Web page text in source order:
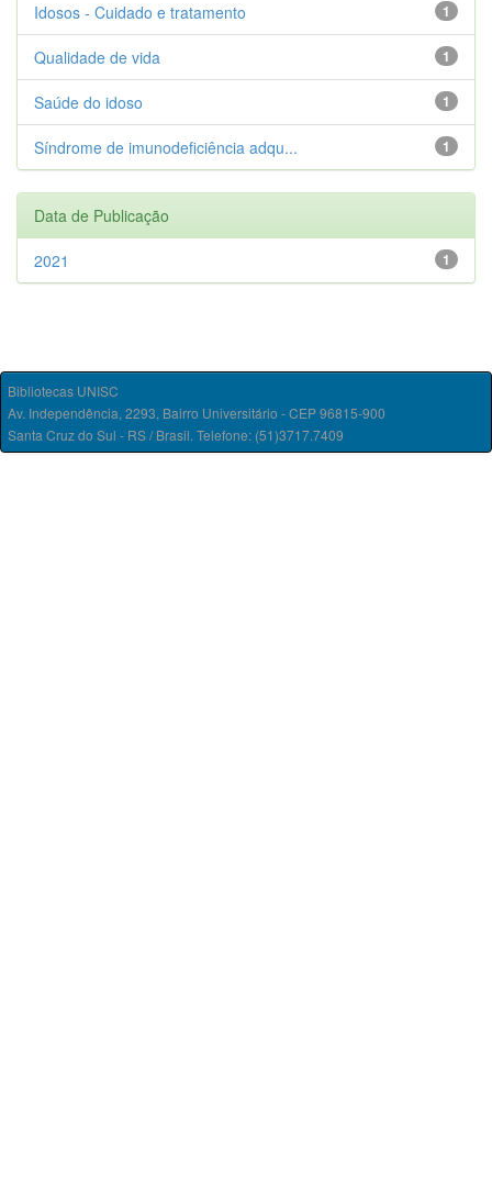
1
Idosos - Cuidado e tratamento
1
Qualidade de vida
1
Saúde do idoso
1
Síndrome de imunodeficiência adqu...
Data de Publicação
1
2021
Bibliotecas UNISC
Av. Independência, 2293, Bairro Universitário - CEP 96815-900
Santa Cruz do Sul - RS / Brasil. Telefone: (51)3717.7409